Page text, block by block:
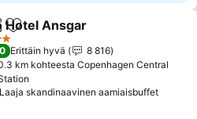
Lisää suosikkeihin
Hotel Ansgar
Erittäin hyvä
8 816
km kohteesta Copenhagen Central
Laaja skandinaavinen aamiaisbuffet